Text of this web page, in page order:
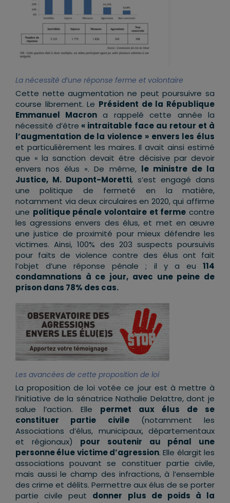
La nécessité d’une réponse ferme et volontaire
Cette nette augmentation ne peut poursuivre sa
course librement. Le Président de la République
Emmanuel Macron a rappelé cette année la
nécessité d’être « intraitable face au retour et à
l’augmentation de la violence » envers les élus
et particulièrement les maires. Il avait ainsi estimé
que « la sanction devait être décisive par devoir
envers nos élus ». De même, le ministre de la
Justice, M. Dupont-Moretti, s’est engagé dans
une politique de fermeté en la matière,
notamment via deux circulaires en 2020, qui affirme
une politique pénale volontaire et ferme contre
les agressions envers des élus, et met en œuvre
une justice de proximité pour mieux défendre les
victimes. Ainsi, 100% des 203 suspects poursuivis
pour faits de violence contre des élus ont fait
l’objet d’une réponse pénale ; il y a eu114
condamnations à ce jour, avec une peine de
prison dans 78% des cas.
Les avancées de cette proposition de loi
La proposition de loi votée ce jour est à mettre à
l’initiative de la sénatrice Nathalie Delattre, dont je
salue l’action. Elle permet aux élus de se
constituer partie civile(notamment les
Associations d’élus, municipaux, départementaux
et régionaux) pour soutenir au pénal une
personne élue victime d’agression. Elle élargit les
associations pouvant se constituer partie civile,
mais aussi le champ des infractions, à l’ensemble
des crime et délits. Permettre aux élus de se porter
partie civile peut donner plus de poids à la